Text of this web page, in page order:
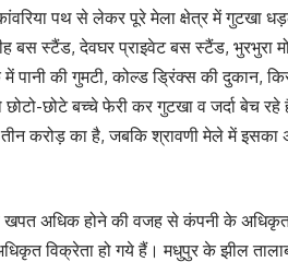
पथ से लेकर पूरे मेला क्षेत्र में गुटखा
बस स्टैंड, देवघर प्राइवेट बस स्टैंड, भुरभुरा
में पानी की गुमटी, कोल्ड ड्रिंक्स की दुकान,
छोटे बच्चे फेरी कर गुटखा व जर्दा बेच
तीन करोड़ का है, जबकि श्रावणी मेले में
खपत अधिक होने की वजह से कंपनी के
विक्रेता हो गये हैं। मधुपुर के झील